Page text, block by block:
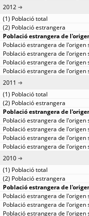
2012
2011
2010